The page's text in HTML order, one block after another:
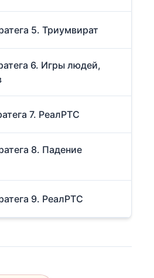
5. Триумвират
6. Игры людей,
7. РеалРТС
8. Падение
9. РеалРТС